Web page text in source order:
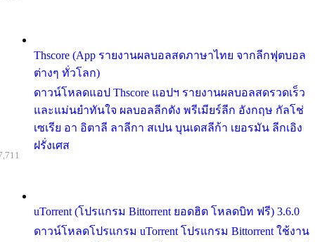
Thscore (App รายงานผลบอลสดภาษาไทย จากลีกฟุตบอล
ต่างๆ ทั่วโลก)
ดาวน์โหลดแอป Thscore แอปฯ รายงานผลบอลสดรวดเร็ว
และแม่นยำทันใจ ผลบอลลีกดัง พรีเมียร์ลีก อังกฤษ กัลโช่
เซเรีย อา อิตาลี ลาลีกา สเปน บุนเดสลีก้า เยอรมัน ลีกเอิง
ฝรั่งเศส
uTorrent (โปรแกรม Bittorrent ยอดฮิต โหลดบิท ฟรี) 3.6.0
ดาวน์โหลดโปรแกรม uTorrent โปรแกรม Bittorrent ใช้งาน